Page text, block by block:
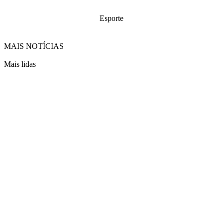
Esporte
MAIS NOTÍCIAS
Mais lidas